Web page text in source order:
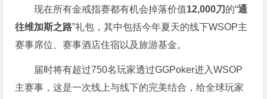
现在所有金戒指赛都有机会掉落价值12,000刀 的“通
往维加斯之路”礼包，其中包括今年夏天的线下WSOP主
赛事席位、赛事酒店住宿以及旅游基金。
届时将有超过750名玩家透过GGPoker进入WSOP
主赛事，这是一次线上与线下的完美结合，给全球玩家